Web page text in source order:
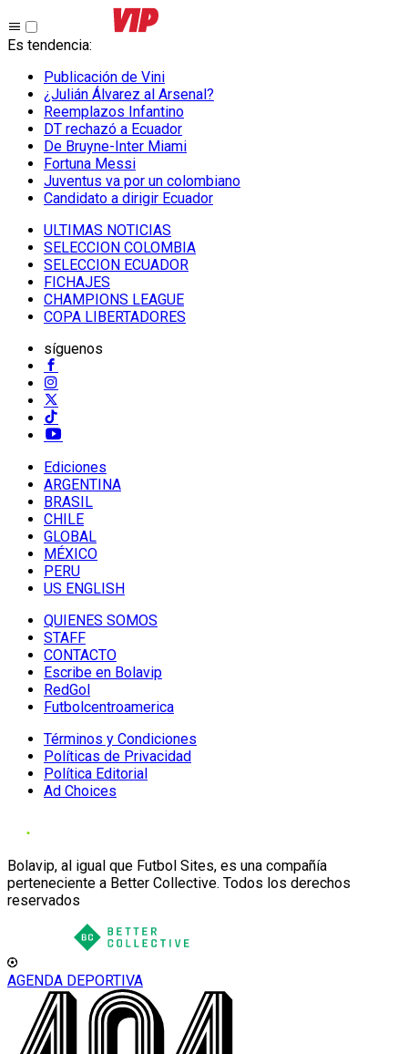
Es tendencia:
Publicación de Vini
¿Julián Álvarez al Arsenal?
Reemplazos Infantino
DT rechazó a Ecuador
De Bruyne-Inter Miami
Fortuna Messi
Juventus va por un colombiano
Candidato a dirigir Ecuador
ULTIMAS NOTICIAS
SELECCION COLOMBIA
SELECCION ECUADOR
FICHAJES
CHAMPIONS LEAGUE
COPA LIBERTADORES
síguenos
Ediciones
ARGENTINA
BRASIL
CHILE
GLOBAL
MÉXICO
PERU
US ENGLISH
QUIENES SOMOS
STAFF
CONTACTO
Escribe en Bolavip
RedGol
Futbolcentroamerica
Términos y Condiciones
Políticas de Privacidad
Política Editorial
Ad Choices
Bolavip, al igual que Futbol Sites, es una compañía
perteneciente a Better Collective. Todos los derechos
reservados
AGENDA DEPORTIVA